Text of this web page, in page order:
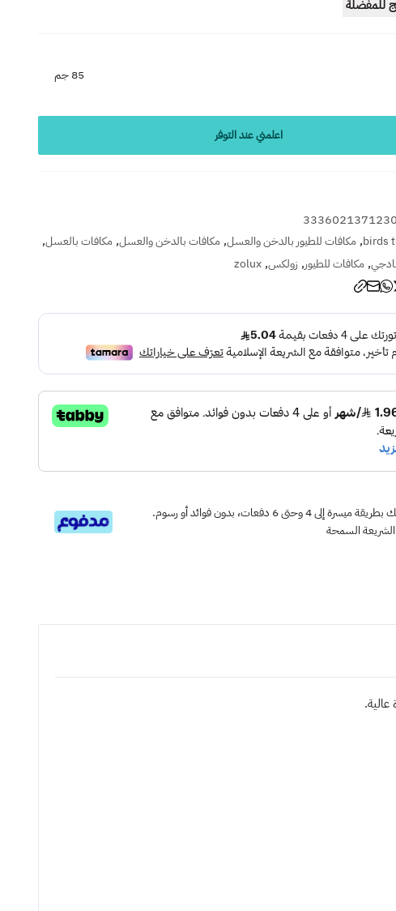
للمفضلة
85 جم
اعلمني عند التوفر
3336021371230
birds
, مكافات للطيور بالدخن والعسل, مكافات بالدخن والعسل, مكافات بالعسل,
, مكافات للطيور, زولكس,
zolux
قسم دفعاتك بطريقة ميسرة إلى 4 وحتى 6 دفعات، بدون فوائد أو رسوم.
السمحة